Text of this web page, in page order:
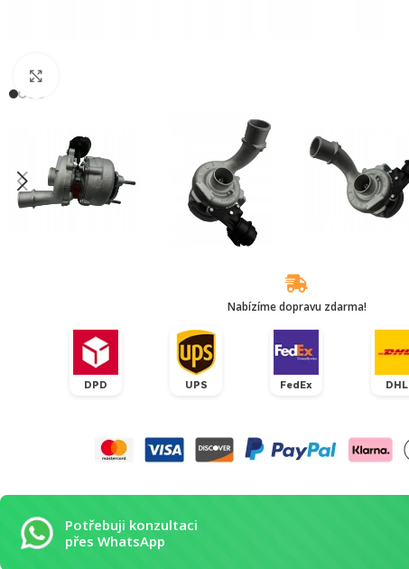
Nabízíme dopravu zdarma!
DPD UPS FedEx DHL
Potřebuji konzultaci
přes WhatsApp